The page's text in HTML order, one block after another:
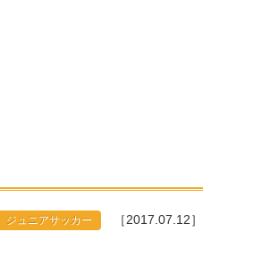
ジュニアサッカー ［2017.07.12］